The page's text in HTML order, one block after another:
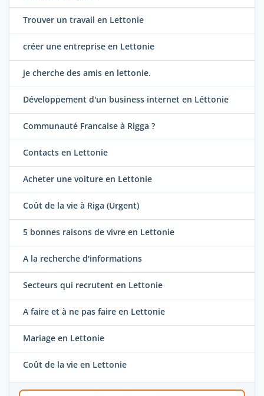
Trouver un travail en Lettonie
créer une entreprise en Lettonie
je cherche des amis en lettonie.
Développement d'un business internet en Léttonie
Communauté Francaise à Rigga ?
Contacts en Lettonie
Acheter une voiture en Lettonie
Coût de la vie à Riga (Urgent)
5 bonnes raisons de vivre en Lettonie
A la recherche d'informations
Secteurs qui recrutent en Lettonie
A faire et à ne pas faire en Lettonie
Mariage en Lettonie
Coût de la vie en Lettonie